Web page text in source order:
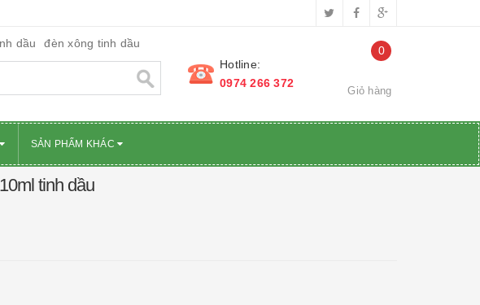
dầu
đèn xông tinh dầu
Hotline:
0974 266 372
0
Giỏ hàng
SẢN PHẨM KHÁC
tinh dầu